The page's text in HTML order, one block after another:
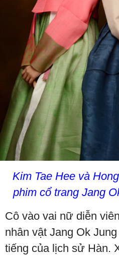
Kim Tae Hee và
phim cổ trang Jang
Cô vào vai nữ diễn
nhân vật Jang Ok
tiếng của lịch sử Hàn.